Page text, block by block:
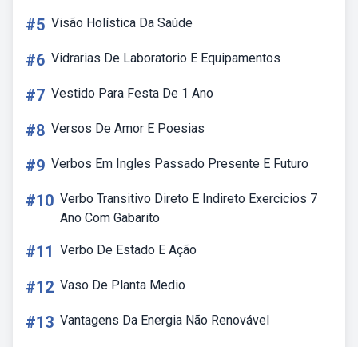
#5 Visão Holística Da Saúde
#6 Vidrarias De Laboratorio E Equipamentos
#7 Vestido Para Festa De 1 Ano
#8 Versos De Amor E Poesias
#9 Verbos Em Ingles Passado Presente E Futuro
#10 Verbo Transitivo Direto E Indireto Exercicios 7
Ano Com Gabarito
#11 Verbo De Estado E Ação
#12 Vaso De Planta Medio
#13 Vantagens Da Energia Não Renovável